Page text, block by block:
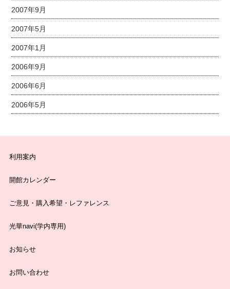
2007年9月
2007年5月
2007年1月
2006年9月
2006年6月
2006年5月
利用案内
開館カレンダー
ご意見・購入希望・レファレンス
光華navi(学内専用)
お知らせ
お問い合わせ